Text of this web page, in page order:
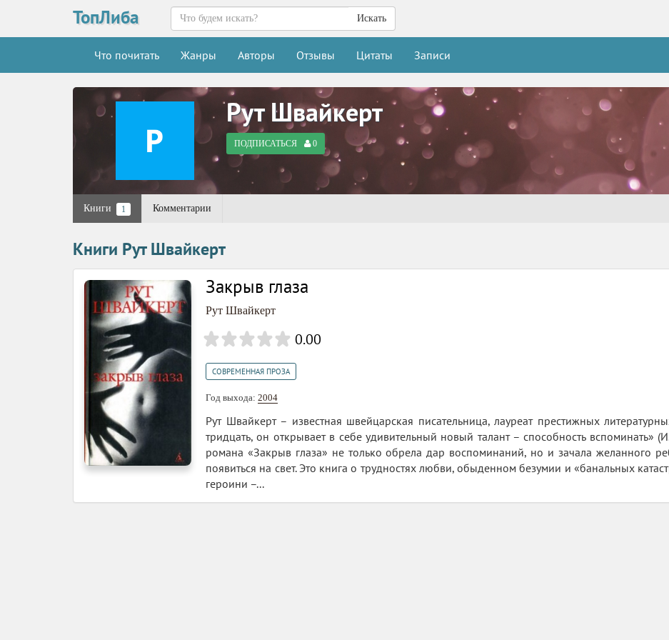
ТопЛиба Искать
Что почитать Жанры Авторы Отзывы Цитаты Записи
Рут Швайкерт
ПОДПИСАТЬСЯ 0
Книги 1 Комментарии
Книги Рут Швайкерт
Закрыв глаза
Рут Швайкерт
0.00
СОВРЕМЕННАЯ ПРОЗА
Год выхода: 2004
Рут Швайкерт – известная швейцарская писательница, лауреат престижных
тридцать, он открывает в себе удивительный новый талант – способность вспоминать»
романа «Закрыв глаза» не только обрела дар воспоминаний, но и зачала желанного
появиться на свет. Это книга о трудностях любви, обыденном безумии и «банальных
героини –...